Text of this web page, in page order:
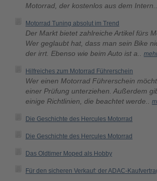
Motorrad, der kostenlos aus dem Intern..
Motorrad Tuning absolut im Trend
Der Markt bietet zahlreiche Artikel fürs
Wer geglaubt hat, dass man sein Bike
der irrt. Ebenso wie beim Auto ist a..
Hilfreiches zum Motorrad Führerschein
Wer einen Motorrad Führerschein
einer Prüfung unterziehen. Außerdem
einige Richtlinien, die beachtet werde..
Die Geschichte des Hercules Motorrad
Die Geschichte des Hercules Motorrad
Das Oldtimer Moped als Hobby
Für den sicheren Verkauf: der ADAC-